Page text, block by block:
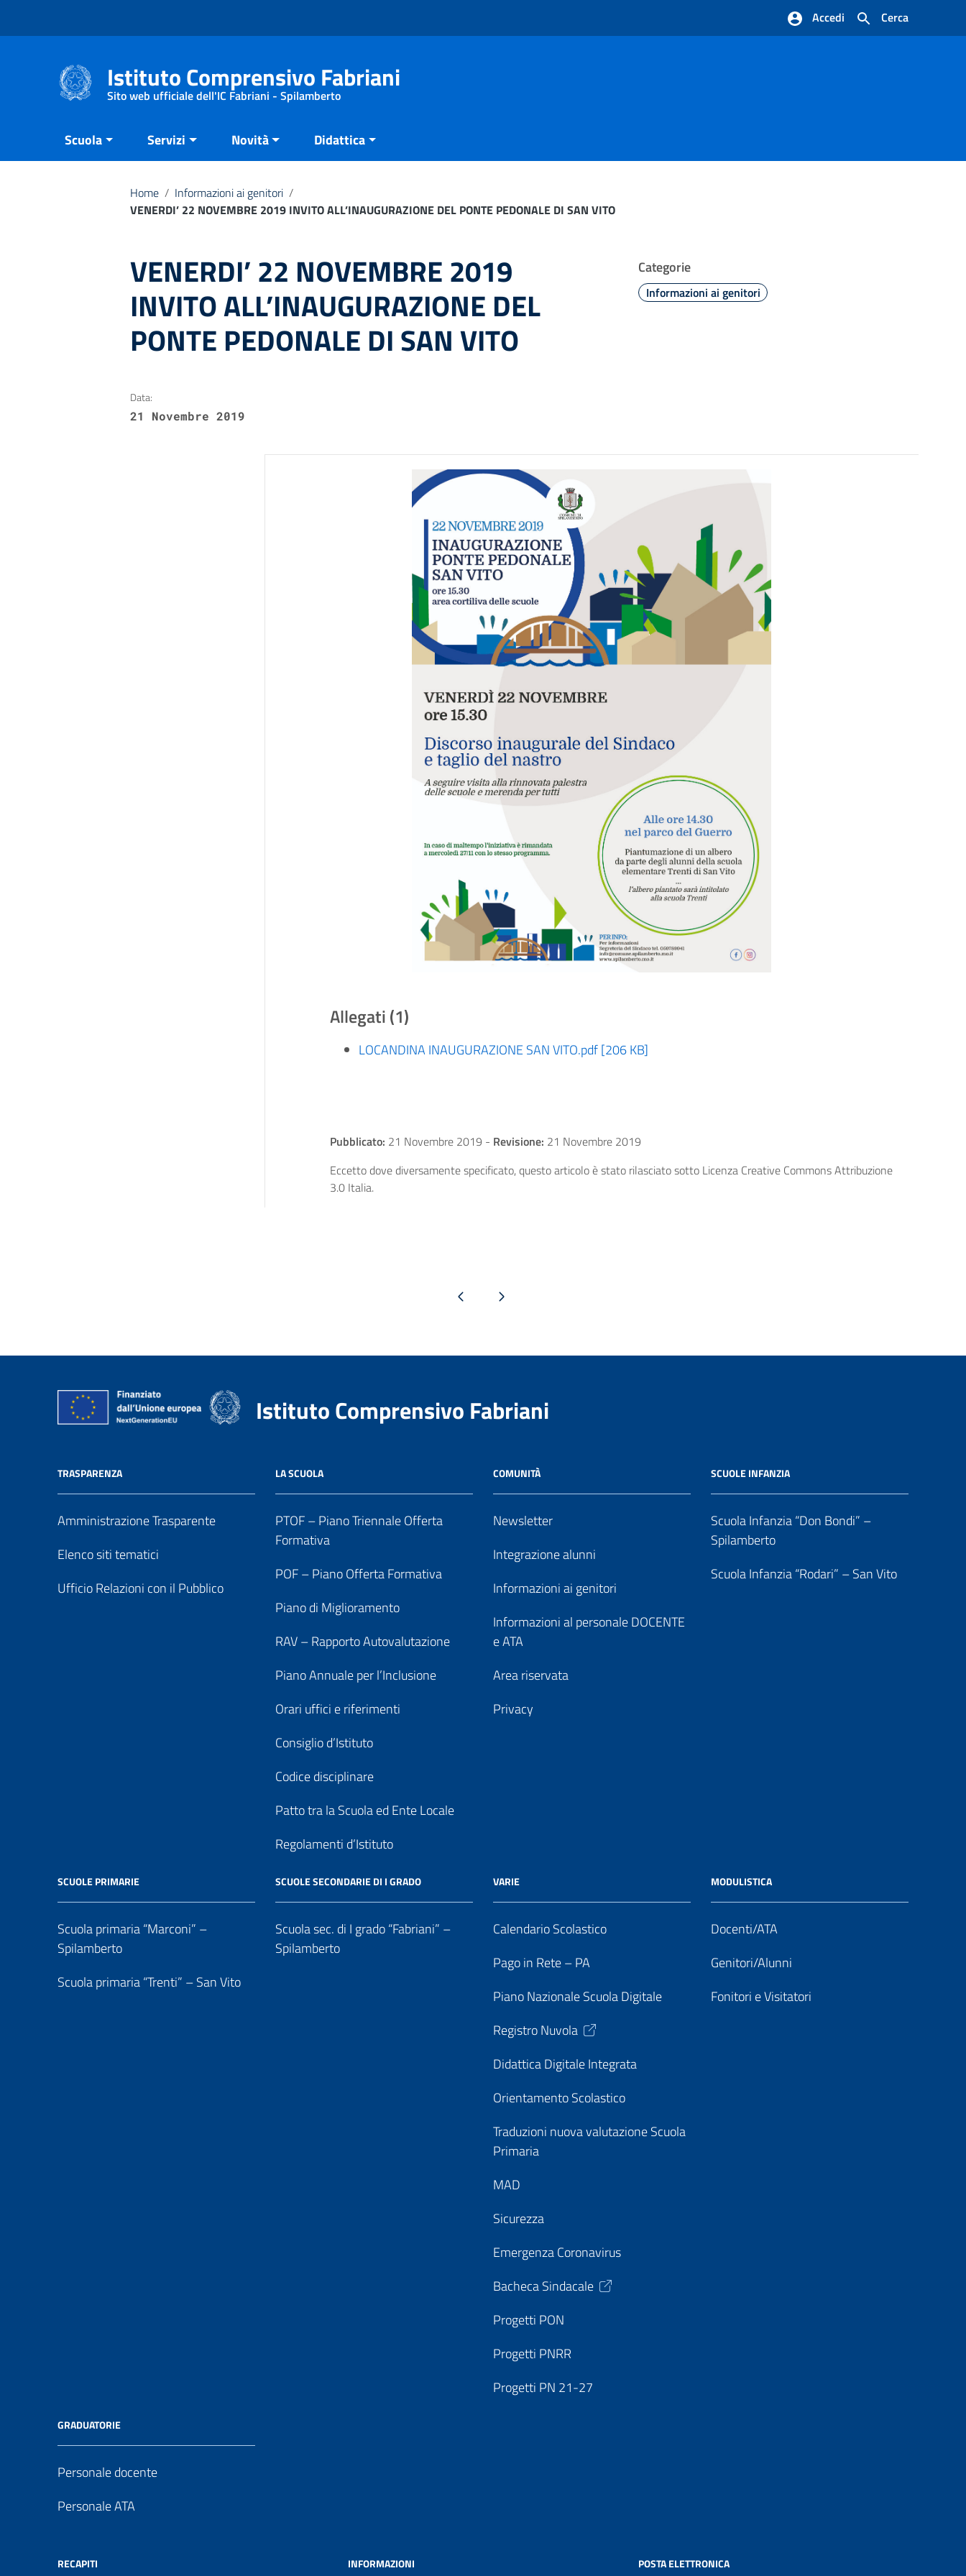
Cerca
Accedi
Istituto Comprensivo Fabriani
Sito web ufficiale dell'IC Fabriani - Spilamberto
Scuola Servizi Novità Didattica
Home / Informazioni ai genitori /
VENERDI’ 22 NOVEMBRE 2019 INVITO ALL’INAUGURAZIONE DEL PONTE PEDONALE DI SAN VITO
VENERDI’ 22 NOVEMBRE 2019
INVITO ALL’INAUGURAZIONE DEL
PONTE PEDONALE DI SAN VITO
Categorie
Informazioni ai genitori
Data:
21 Novembre 2019
Allegati (1)
LOCANDINA INAUGURAZIONE SAN VITO.pdf [206 KB]
Pubblicato: 21 Novembre 2019 - Revisione: 21 Novembre 2019
Eccetto dove diversamente specificato, questo articolo è stato rilasciato sotto Licenza Creative Commons Attribuzione
3.0 Italia.
Pagina precedentePagina successiva
Istituto Comprensivo Fabriani
TRASPARENZA
Amministrazione Trasparente
Elenco siti tematici
Ufficio Relazioni con il Pubblico
LA SCUOLA
PTOF – Piano Triennale Offerta
Formativa
POF – Piano Offerta Formativa
Piano di Miglioramento
RAV – Rapporto Autovalutazione
Piano Annuale per l’Inclusione
Orari uffici e riferimenti
Consiglio d’Istituto
Codice disciplinare
Patto tra la Scuola ed Ente Locale
Regolamenti d’Istituto
COMUNITÀ
Newsletter
Integrazione alunni
Informazioni ai genitori
Informazioni al personale DOCENTE
e ATA
Area riservata
Privacy
SCUOLE INFANZIA
Scuola Infanzia “Don Bondi” –
Spilamberto
Scuola Infanzia “Rodari” – San Vito
SCUOLE PRIMARIE
Scuola primaria “Marconi” –
Spilamberto
Scuola primaria “Trenti” – San Vito
SCUOLE SECONDARIE DI I GRADO
Scuola sec. di I grado “Fabriani” –
Spilamberto
VARIE
Calendario Scolastico
Pago in Rete – PA
Piano Nazionale Scuola Digitale
Registro Nuvola
Didattica Digitale Integrata
Orientamento Scolastico
Traduzioni nuova valutazione Scuola
Primaria
MAD
Sicurezza
Emergenza Coronavirus
Bacheca Sindacale
Progetti PON
Progetti PNRR
Progetti PN 21-27
MODULISTICA
Docenti/ATA
Genitori/Alunni
Fonitori e Visitatori
GRADUATORIE
Personale docente
Personale ATA
RECAPITI INFORMAZIONI POSTA ELETTRONICA